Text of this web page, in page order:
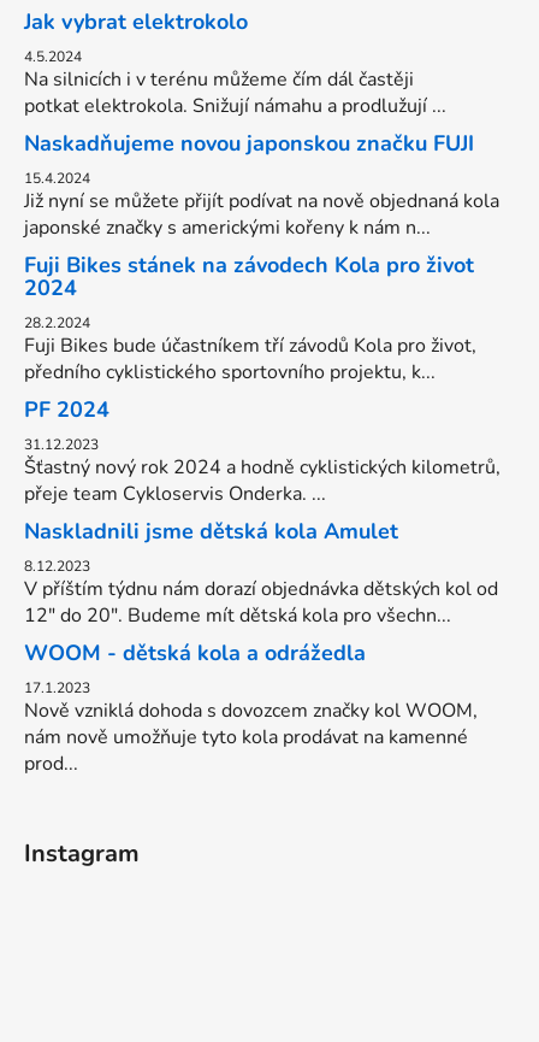
Jak vybrat elektrokolo
4.5.2024
Na silnicích i v terénu můžeme čím dál častěji
potkat elektrokola. Snižují námahu a prodlužují ...
Naskadňujeme novou japonskou značku FUJI
15.4.2024
Již nyní se můžete přijít podívat na nově objednaná kola
japonské značky s americkými kořeny k nám n...
Fuji Bikes stánek na závodech Kola pro život
2024
28.2.2024
Fuji Bikes bude účastníkem tří závodů Kola pro život,
předního cyklistického sportovního projektu, k...
PF 2024
31.12.2023
Šťastný nový rok 2024 a hodně cyklistických kilometrů,
přeje team Cykloservis Onderka. ...
Naskladnili jsme dětská kola Amulet
8.12.2023
V příštím týdnu nám dorazí objednávka dětských kol od
12" do 20". Budeme mít dětská kola pro všechn...
WOOM - dětská kola a odrážedla
17.1.2023
Nově vzniklá dohoda s dovozcem značky kol WOOM,
nám nově umožňuje tyto kola prodávat na kamenné
prod...
Instagram